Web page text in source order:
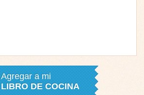
Agregar a mi
LIBRO DE COCINA